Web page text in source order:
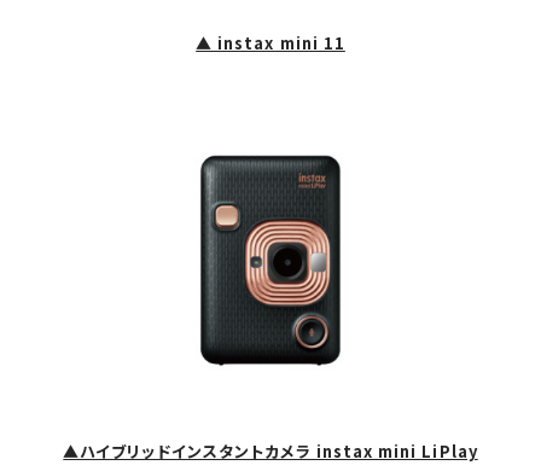
▲ instax mini 11
▲ハイブリッドインスタントカメラ instax mini LiPlay